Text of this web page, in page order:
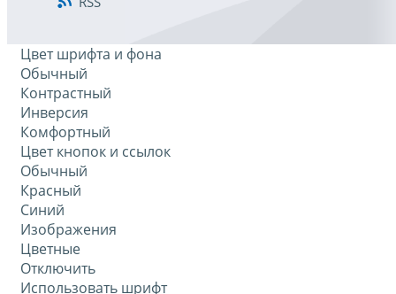
Цвет шрифта и фона
Обычный
Контрастный
Инверсия
Комфортный
Цвет кнопок и ссылок
Обычный
Красный
Синий
Изображения
Цветные
Отключить
Использовать шрифт